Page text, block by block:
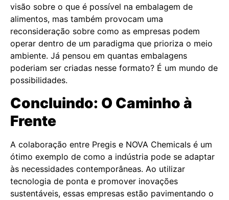
visão sobre o que é possível na embalagem de
alimentos, mas também provocam uma
reconsideração sobre como as empresas podem
operar dentro de um paradigma que prioriza o meio
ambiente. Já pensou em quantas embalagens
poderiam ser criadas nesse formato? É um mundo de
possibilidades.
Concluindo: O Caminho à
Frente
A colaboração entre Pregis e NOVA Chemicals é um
ótimo exemplo de como a indústria pode se adaptar
às necessidades contemporâneas. Ao utilizar
tecnologia de ponta e promover inovações
sustentáveis, essas empresas estão pavimentando o